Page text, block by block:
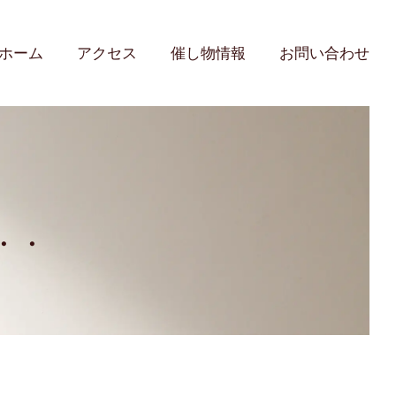
ーム アクセス 催し物情報 お問い合わせ